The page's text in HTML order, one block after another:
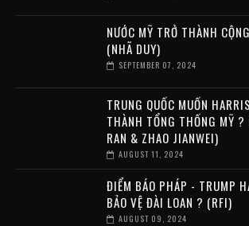
NƯỚC MỸ TRỞ THÀNH
(NHÃ DUY)
SEPTEMBER 07, 2024
TRUNG QUỐC MUỐN
THÀNH TỔNG THỐNG MỸ
RAN & ZHAO JIANWEI)
AUGUST 11, 2024
ĐIỂM BÁO PHÁP - TRUMP
BẢO VỆ ĐÀI LOAN ? (RFI)
AUGUST 09, 2024